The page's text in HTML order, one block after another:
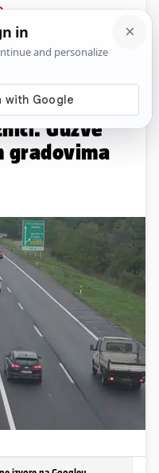
Komentari
je na
Gužve
gradovima